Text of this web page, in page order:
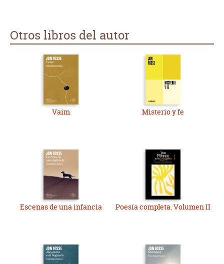
Otros libros del autor
Vaim Misterio y fe
Escenas de una infancia Poesía completa. Volumen II